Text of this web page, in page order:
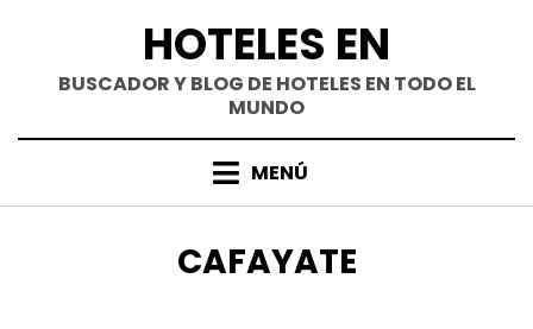
contenido
HOTELES EN
BUSCADOR Y BLOG DE HOTELES EN TODO EL
MUNDO
MENÚ
ETIQUETA
:
CAFAYATE